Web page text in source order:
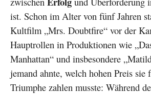
ist. Schon im Alter von fünf Jahren
Kultfilm „Mrs. Doubtfire“ vor der
Hauptrollen in Produktionen wie
Manhattan“ und insbesondere
jemand ahnte, welch hohen Preis sie
Triumphe zahlen musste: Während